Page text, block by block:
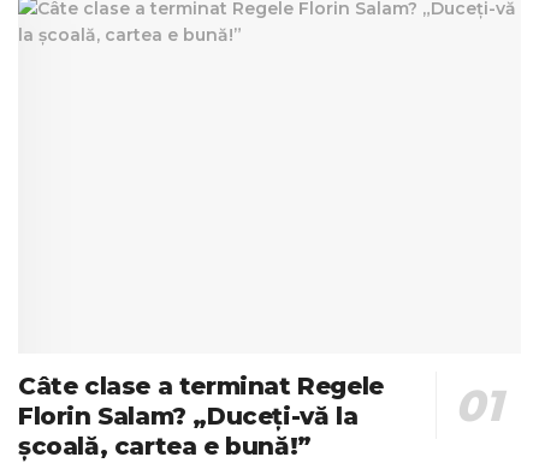
Câte clase a terminat Regele
Florin Salam? „Duceți-vă la
școală, cartea e bună!”